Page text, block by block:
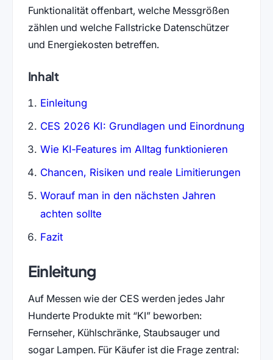
Funktionalität offenbart, welche Messgrößen
zählen und welche Fallstricke Datenschützer
und Energiekosten betreffen.
Inhalt
Einleitung
CES 2026 KI: Grundlagen und Einordnung
Wie KI‑Features im Alltag funktionieren
Chancen, Risiken und reale Limitierungen
Worauf man in den nächsten Jahren
achten sollte
Fazit
Einleitung
Auf Messen wie der CES werden jedes Jahr
Hunderte Produkte mit “KI” beworben:
Fernseher, Kühlschränke, Staubsauger und
sogar Lampen. Für Käufer ist die Frage zentral: